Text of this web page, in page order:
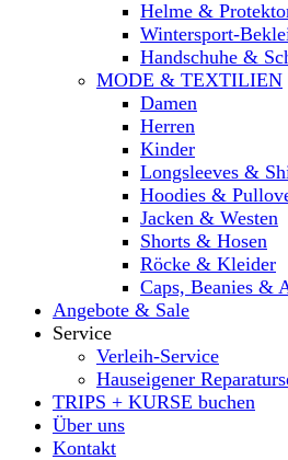
Helme &
Wintersport-
Handschuhe &
MODE & TEXTILIEN
Damen
Herren
Kinder
Longsleeves &
Hoodies &
Jacken & Westen
Shorts & Hosen
Röcke & Kleider
Caps, Beanies &
Angebote & Sale
Service
Verleih-Service
Hauseigener
TRIPS + KURSE buchen
Über uns
Kontakt